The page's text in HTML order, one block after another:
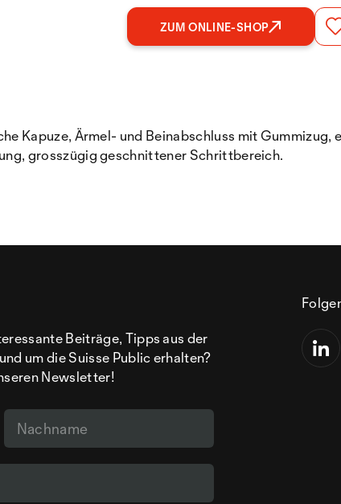
ZUM ONLINE-SHOP
Kapuze, Ärmel- und Beinabschluss mit Gummizug,
grosszügig geschnittener Schrittbereich.
Beiträge, Tipps aus der
um die Suisse Public erhalten?
Newsletter!